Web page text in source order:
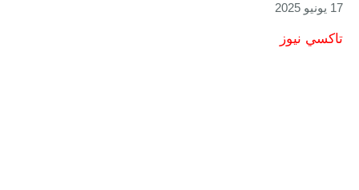
17 يونيو 2025
تاكسي نيوز